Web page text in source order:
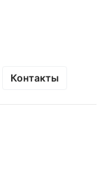
Контакты